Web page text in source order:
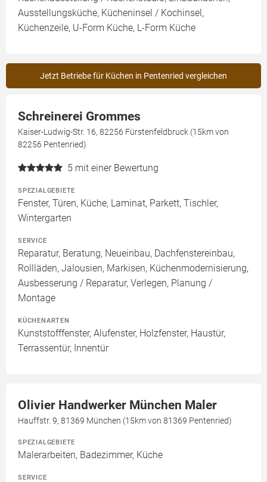
Ausstellungsküche, Kücheninsel / Kochinsel,
Küchenzeile, U-Form Küche, L-Form Küche
Jetzt Betriebe für Küchen in Pentenried vergleichen
Schreinerei Grommes
Kaiser-Ludwig-Str. 16, 82256 Fürstenfeldbruck (15km von
82256 Pentenried)
5 mit einer Bewertung
SPEZIALGEBIETE
Fenster, Türen, Küche, Laminat, Parkett, Tischler,
Wintergarten
SERVICE
Reparatur, Beratung, Neueinbau, Dachfenstereinbau,
Rollläden, Jalousien, Markisen, Küchenmodernisierung,
Ausbesserung / Reparatur, Verlegen, Planung /
Montage
KÜCHENARTEN
Kunststofffenster, Alufenster, Holzfenster, Haustür,
Terrassentür, Innentür
Olivier Handwerker München Maler
Hauffstr. 9, 81369 München (15km von 81369 Pentenried)
SPEZIALGEBIETE
Malerarbeiten, Badezimmer, Küche
SERVICE